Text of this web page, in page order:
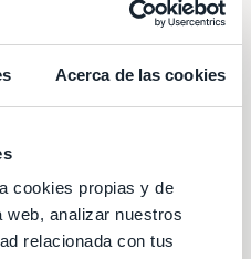
Acerca de las cookies
cookies propias y de
analizar nuestros
relacionada con tus
el